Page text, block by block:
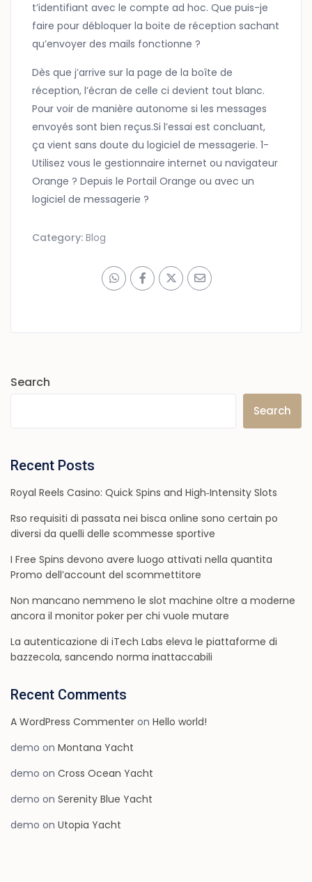
t’identifiant avec le compte ad hoc. Que puis-je
faire pour débloquer la boite de réception sachant
qu’envoyer des mails fonctionne ?
Dès que j’arrive sur la page de la boîte de
réception, l’écran de celle ci devient tout blanc.
Pour voir de manière autonome si les messages
envoyés sont bien reçus.Si l’essai est concluant,
ça vient sans doute du logiciel de messagerie. 1-
Utilisez vous le gestionnaire internet ou navigateur
Orange ? Depuis le Portail Orange ou avec un
logiciel de messagerie ?
Category:Blog
Search
Search
Recent Posts
Royal Reels Casino: Quick Spins and High‑Intensity Slots
Rso requisiti di passata nei bisca online sono certain po
diversi da quelli delle scommesse sportive
I Free Spins devono avere luogo attivati nella quantita
Promo dell’account del scommettitore
Non mancano nemmeno le slot machine oltre a moderne
ancora il monitor poker per chi vuole mutare
La autenticazione di iTech Labs eleva le piattaforme di
bazzecola, sancendo norma inattaccabili
Recent Comments
A WordPress Commenter onHello world!
demo onMontana Yacht
demo onCross Ocean Yacht
demo onSerenity Blue Yacht
demo onUtopia Yacht